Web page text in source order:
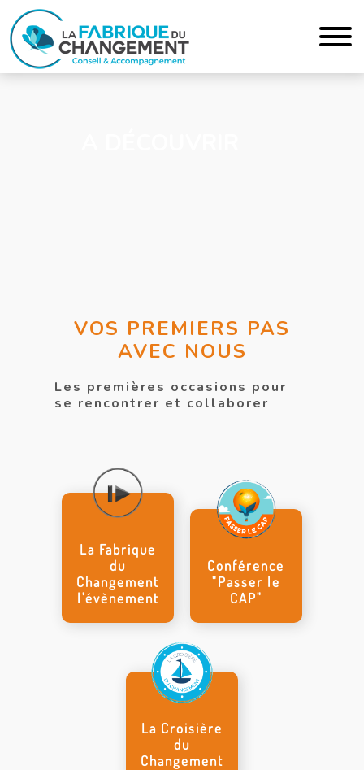
VOS PREMIERS PAS
AVEC NOUS
Les premières occasions pour
se rencontrer et collaborer
La Fabrique
du
Changement
l'évènement
Conférence
"Passer le
CAP"
La Croisière
du
Changement